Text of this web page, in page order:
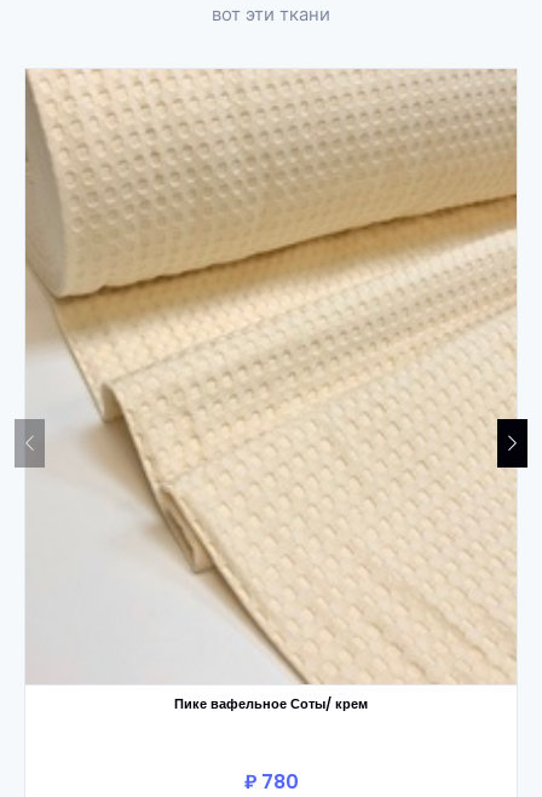
вот эти ткани
Пике вафельное Соты/ крем
₽ 780